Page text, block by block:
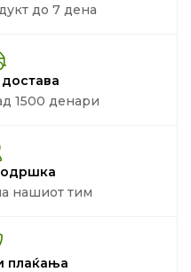
до 7 дена
1500 денари
нашиот тим
плаќања